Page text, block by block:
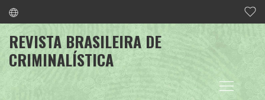
REVISTA BRASILEIRA DE
CRIMINALÍSTICA